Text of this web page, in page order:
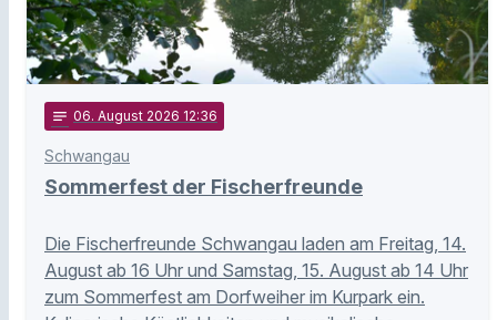
notes 06. August 2026 12:36
Schwangau
Sommerfest der Fischerfreunde
Die Fischerfreunde Schwangau laden am Freitag, 14.
August ab 16 Uhr und Samstag, 15. August ab 14 Uhr
zum Sommerfest am Dorfweiher im Kurpark ein.